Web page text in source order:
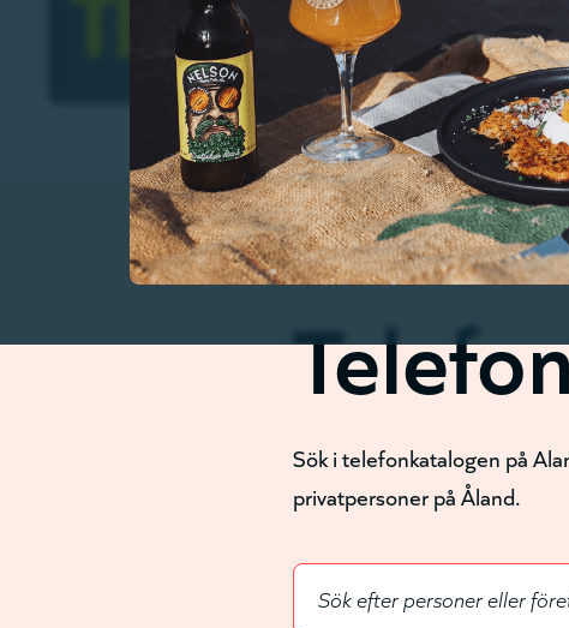
Sök i telefonkatalogen på
privatpersoner på Åland.